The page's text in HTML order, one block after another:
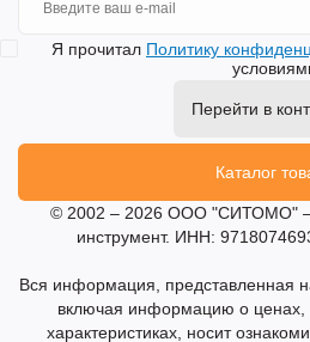
Я прочитал Политику
Перейти в
Каталог
© 2002 – 2026 ООО "СИТОМО" –
инструмент. ИНН:
Вся информация, представленная
включая информацию о ценах,
характеристиках, носит